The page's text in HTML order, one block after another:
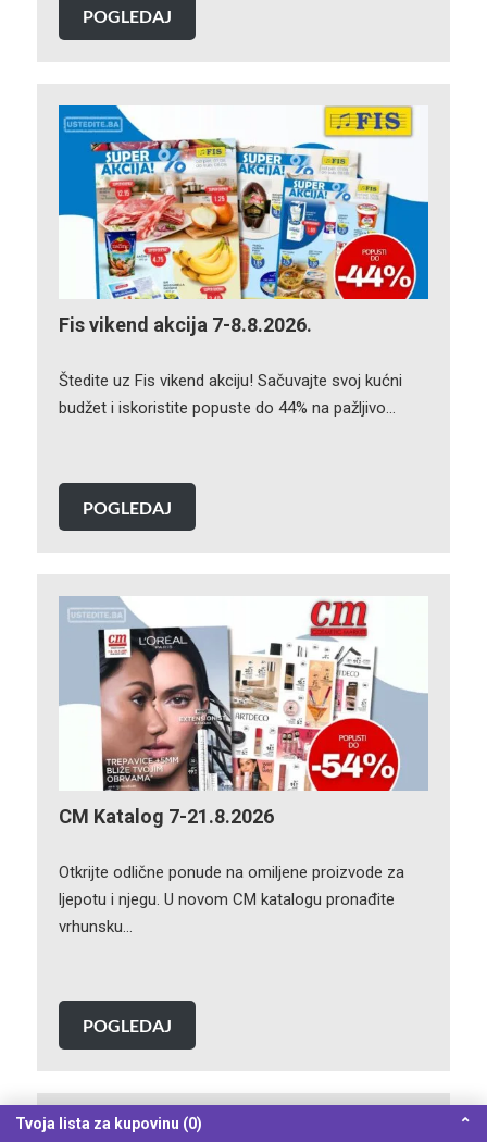
POGLEDAJ
Fis vikend akcija 7-8.8.2026.
Štedite uz Fis vikend akciju! Sačuvajte svoj kućni
budžet i iskoristite popuste do 44% na pažljivo…
POGLEDAJ
CM Katalog 7-21.8.2026
Otkrijte odlične ponude na omiljene proizvode za
ljepotu i njegu. U novom CM katalogu pronađite
vrhunsku…
POGLEDAJ
Tvoja lista za kupovinu (0) ⌃